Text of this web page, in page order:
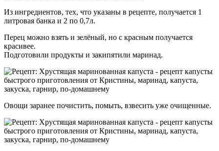
Из ингредиентов, тех, что указаны в рецепте, получается 1
литровая банка и 2 по 0,7л.
Перец можно взять и зелёный, но с красным получается
красивее.
Подготовили продукты и закипятили маринад.
Овощи заранее почистить, помыть, взвесить уже очищенные.